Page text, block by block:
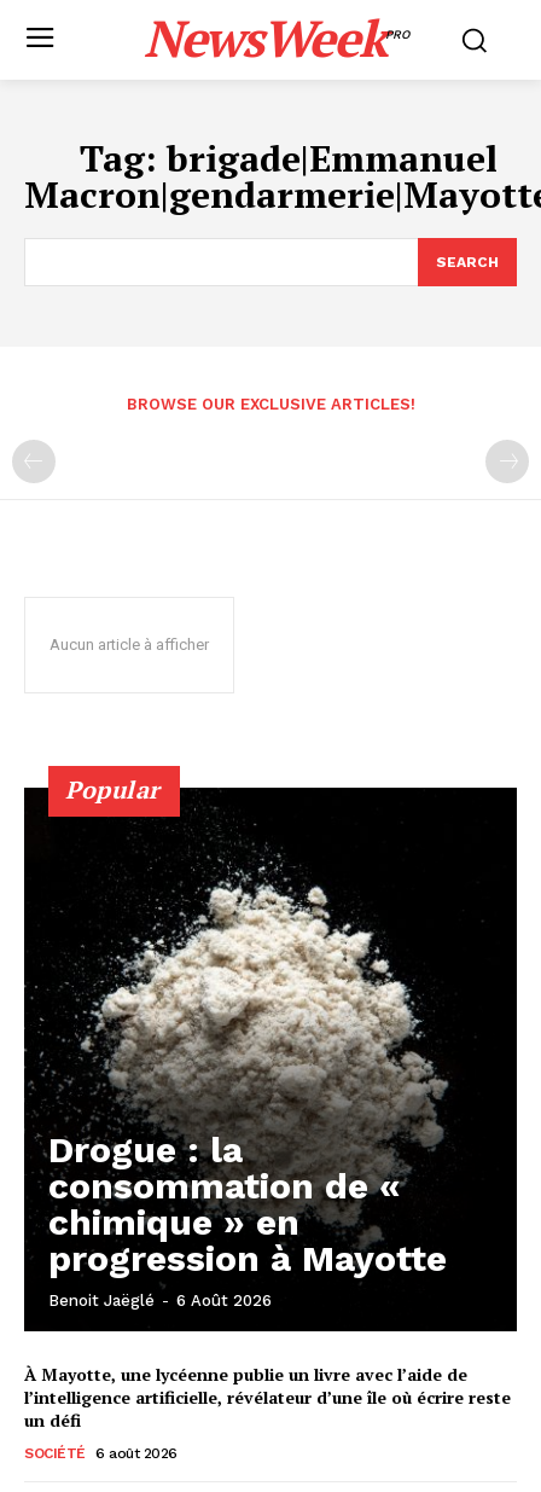
NewsWeekPRO
Tag:brigade|Emmanuel
SEARCH
BROWSE OUR EXCLUSIVE ARTICLES!
Aucun article à afficher
Popular
Drogue : la
consommation de «
chimique » en
progression à Mayotte
Benoit Jaëglé - 6 Août 2026
À Mayotte, une lycéenne publie un livre avec l’aide de
l’intelligence artificielle, révélateur d’une île où écrire reste
un défi
SOCIÉTÉ 6 août 2026